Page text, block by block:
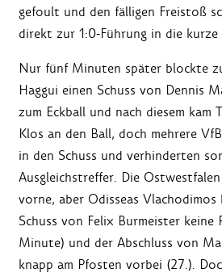
gefoult und den fälligen Freistoß
direkt zur 1:0-Führung in die kurze
Nur fünf Minuten später blockte
Haggui einen Schuss von Dennis
zum Eckball und nach diesem kam
Klos an den Ball, doch mehrere
in den Schuss und verhinderten
Ausgleichstreffer. Die
vorne, aber Odisseas
Schuss von Felix Burmeister keine
Minute) und der Abschluss von
knapp am Pfosten vorbei (27.).